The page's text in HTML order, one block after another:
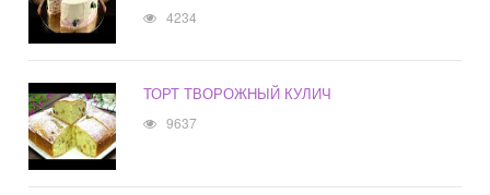
4234
ТОРТ ТВОРОЖНЫЙ КУЛИЧ
9637